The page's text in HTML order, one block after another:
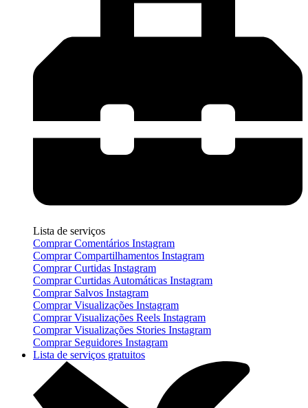
Lista de serviços
Comprar Comentários Instagram
Comprar Compartilhamentos Instagram
Comprar Curtidas Instagram
Comprar Curtidas Automáticas Instagram
Comprar Salvos Instagram
Comprar Visualizações Instagram
Comprar Visualizações Reels Instagram
Comprar Visualizações Stories Instagram
Comprar Seguidores Instagram
Lista de serviços gratuitos